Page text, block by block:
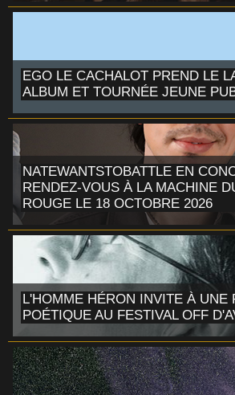
EGO LE CACHALOT PREND LE
ALBUM ET TOURNÉE JEUNE
NATEWANTSTOBATTLE EN
RENDEZ-VOUS À LA MACHINE
ROUGE LE 18 OCTOBRE 2026
L'HOMME HÉRON INVITE À UNE
POÉTIQUE AU FESTIVAL OFF